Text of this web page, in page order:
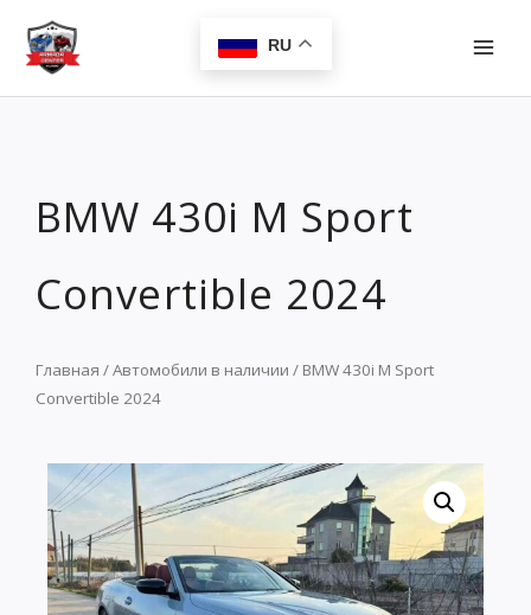
Перейти
содержимому
RU
BMW 430i M Sport
Convertible 2024
Главная /Автомобили в наличии / BMW 430i M Sport
Convertible 2024